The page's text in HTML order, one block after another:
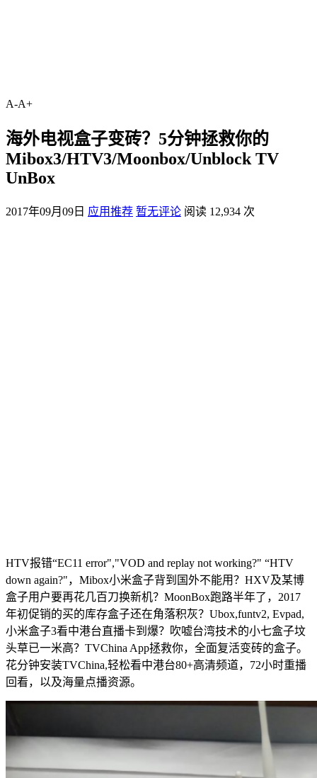
A-A+
海外电视盒子变砖？5分钟拯救你的
Mibox3/HTV3/Moonbox/Unblock TV
UnBox
2017年09月09日 应用推荐 暂无评论 阅读 12,934 次
HTV报错“EC11 error","VOD and replay not working?" “HTV
down again?"，Mibox小米盒子背到国外不能用？HXV及某博
盒子用户要再花几百刀换新机？MoonBox跑路半年了，2017
年初促销的买的库存盒子还在角落积灰？Ubox,funtv2, Evpad,
小米盒子3看中港台直播卡到爆？吹嘘台湾技术的小七盒子坟
头草已一米高？TVChina App拯救你，全面复活变砖的盒子。
花分钟安装TVChina,轻松看中港台80+高清频道，72小时重播
回看，以及海量点播资源。